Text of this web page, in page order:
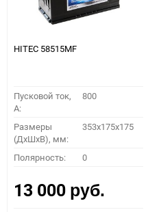
HITEC 58515MF
Пусковой ток,
A:
800
Размеры
(ДхШхВ), мм:
353x175x175
Полярность: 0
13 000 руб.